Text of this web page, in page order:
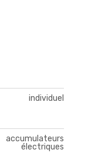
individuel
accumulateurs
électriques